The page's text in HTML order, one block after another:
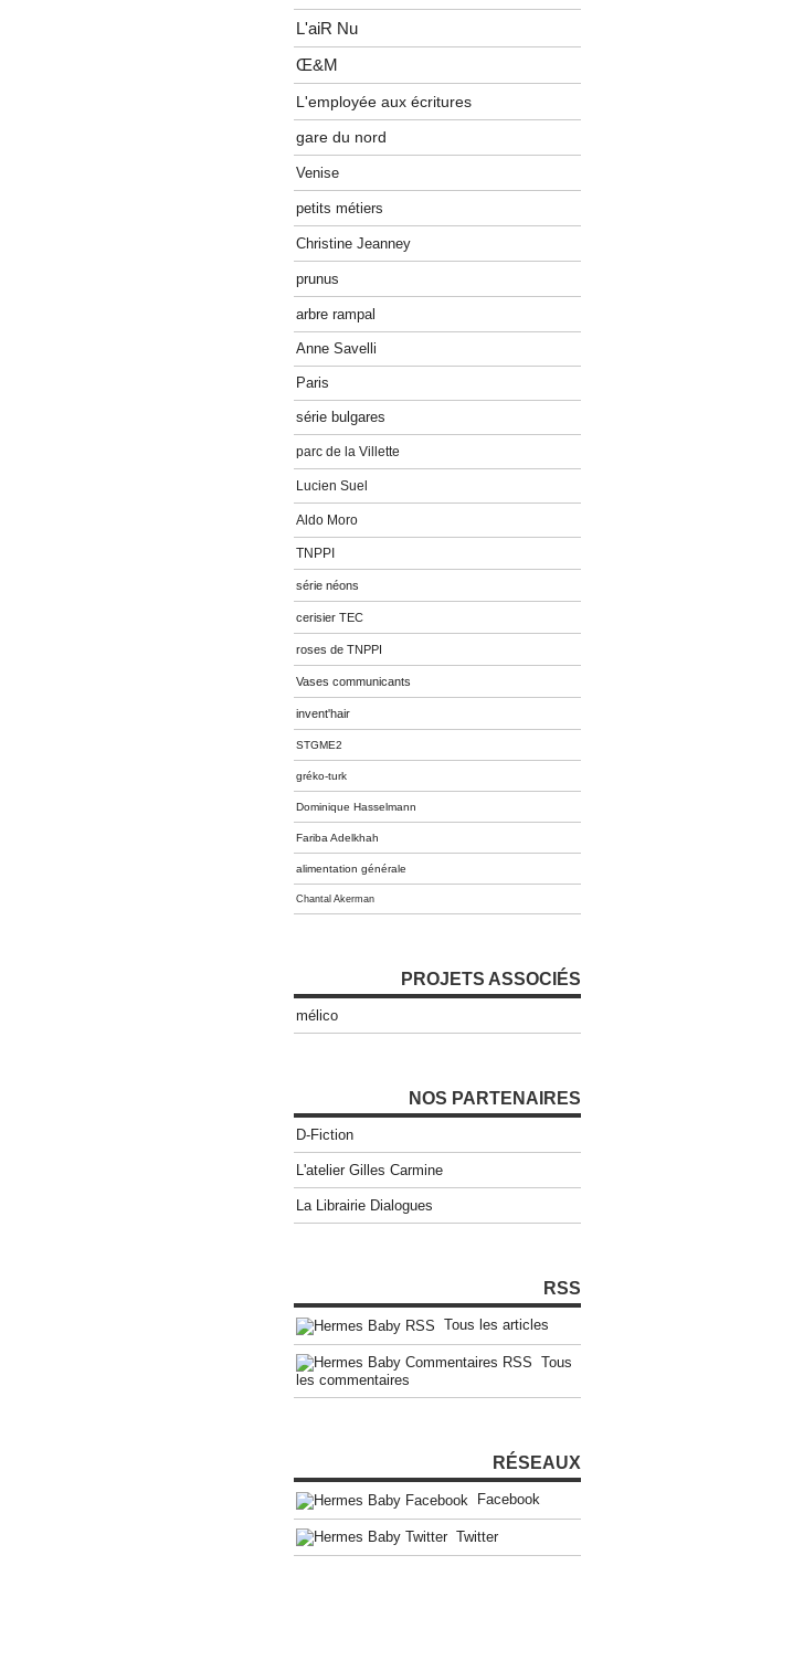
L'aiR Nu
Œ&M
L'employée aux écritures
gare du nord
Venise
petits métiers
Christine Jeanney
prunus
arbre rampal
Anne Savelli
Paris
série bulgares
parc de la Villette
Lucien Suel
Aldo Moro
TNPPI
série néons
cerisier TEC
roses de TNPPI
Vases communicants
invent'hair
STGME2
gréko-turk
Dominique Hasselmann
Fariba Adelkhah
alimentation générale
Chantal Akerman
PROJETS ASSOCIÉS
mélico
NOS PARTENAIRES
D-Fiction
L'atelier Gilles Carmine
La Librairie Dialogues
RSS
Tous les articles
Tous
les commentaires
RÉSEAUX
Facebook
Twitter